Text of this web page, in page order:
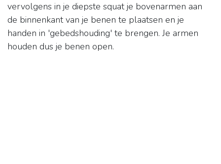
vervolgens in je diepste squat je bovenarmen aan
de binnenkant van je benen te plaatsen en je
handen in 'gebedshouding' te brengen. Je armen
houden dus je benen open.